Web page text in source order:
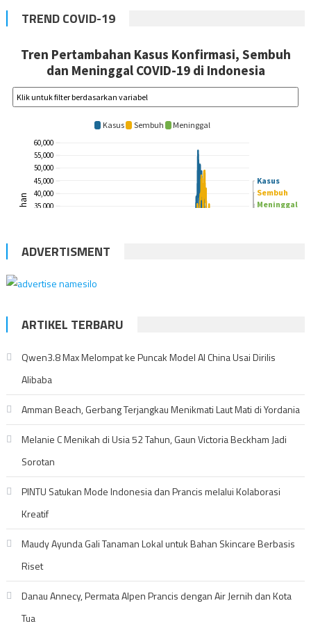
TREND COVID-19
ADVERTISMENT
ARTIKEL TERBARU
Qwen3.8 Max Melompat ke Puncak Model AI China Usai Dirilis
Alibaba
Amman Beach, Gerbang Terjangkau Menikmati Laut Mati di Yordania
Melanie C Menikah di Usia 52 Tahun, Gaun Victoria Beckham Jadi
Sorotan
PINTU Satukan Mode Indonesia dan Prancis melalui Kolaborasi
Kreatif
Maudy Ayunda Gali Tanaman Lokal untuk Bahan Skincare Berbasis
Riset
Danau Annecy, Permata Alpen Prancis dengan Air Jernih dan Kota
Tua